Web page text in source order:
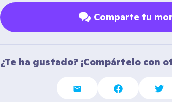
Comparte tu
¿Te ha gustado? ¡Compártelo con